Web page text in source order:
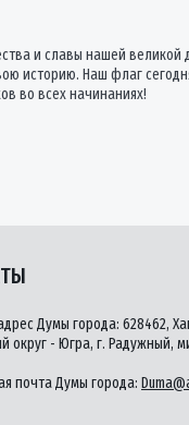
и славы нашей
историю. Наш флаг
во всех начинаниях!
Думы города: 628462,
округ - Югра, г. Радужный,
почта Думы города: